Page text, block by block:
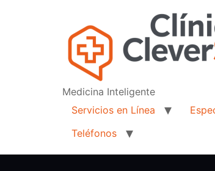
Medicina Inteligente
Servicios en Línea
Teléfonos